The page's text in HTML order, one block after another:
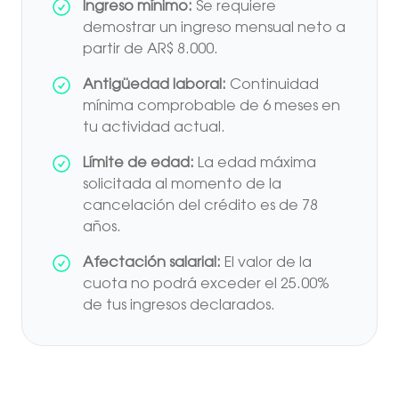
Ingreso mínimo: Se requiere
demostrar un ingreso mensual neto a
partir de AR$ 8.000.
Antigüedad laboral: Continuidad
mínima comprobable de 6 meses en
tu actividad actual.
Límite de edad: La edad máxima
solicitada al momento de la
cancelación del crédito es de 78
años.
Afectación salarial: El valor de la
cuota no podrá exceder el 25.00%
de tus ingresos declarados.